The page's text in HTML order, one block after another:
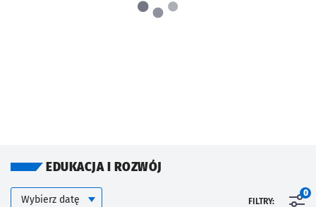
EDUKACJA I ROZWÓJ
Kalendarium
Wybierz datę FILTRY:
0